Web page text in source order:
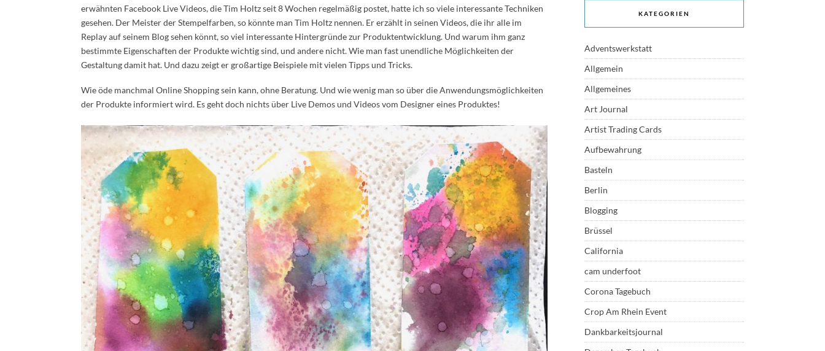
erwähnten Facebook Live Videos, die Tim Holtz seit 8 Wochen regelmäßig postet, hatte ich so viele interessante Techniken
gesehen. Der Meister der Stempelfarben, so könnte man Tim Holtz nennen. Er erzählt in seinen Videos, die ihr alle im
Replay auf seinem Blog sehen könnt, so viel interessante Hintergründe zur Produktentwicklung. Und warum ihm ganz
bestimmte Eigenschaften der Produkte wichtig sind, und andere nicht. Wie man fast unendliche Möglichkeiten der
Gestaltung damit hat. Und dazu zeigt er großartige Beispiele mit vielen Tipps und Tricks.
Wie öde manchmal Online Shopping sein kann, ohne Beratung. Und wie wenig man so über die Anwendungsmöglichkeiten
der Produkte informiert wird. Es geht doch nichts über Live Demos und Videos vom Designer eines Produktes!
KATEGORIEN
Adventswerkstatt
Allgemein
Allgemeines
Art Journal
Artist Trading Cards
Aufbewahrung
Basteln
Berlin
Blogging
Brüssel
California
cam underfoot
Corona Tagebuch
Crop Am Rhein Event
Dankbarkeitsjournal